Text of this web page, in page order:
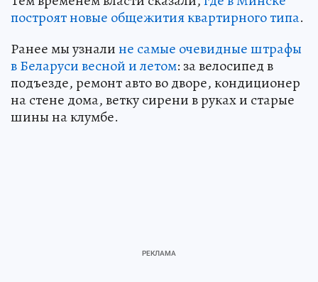
построят новые общежития квартирного типа.
Ранее мы узналине самые очевидные штрафы
в Беларуси весной и летом: за велосипед в
подъезде, ремонт авто во дворе, кондиционер
на стене дома, ветку сирени в руках и старые
шины на клумбе.